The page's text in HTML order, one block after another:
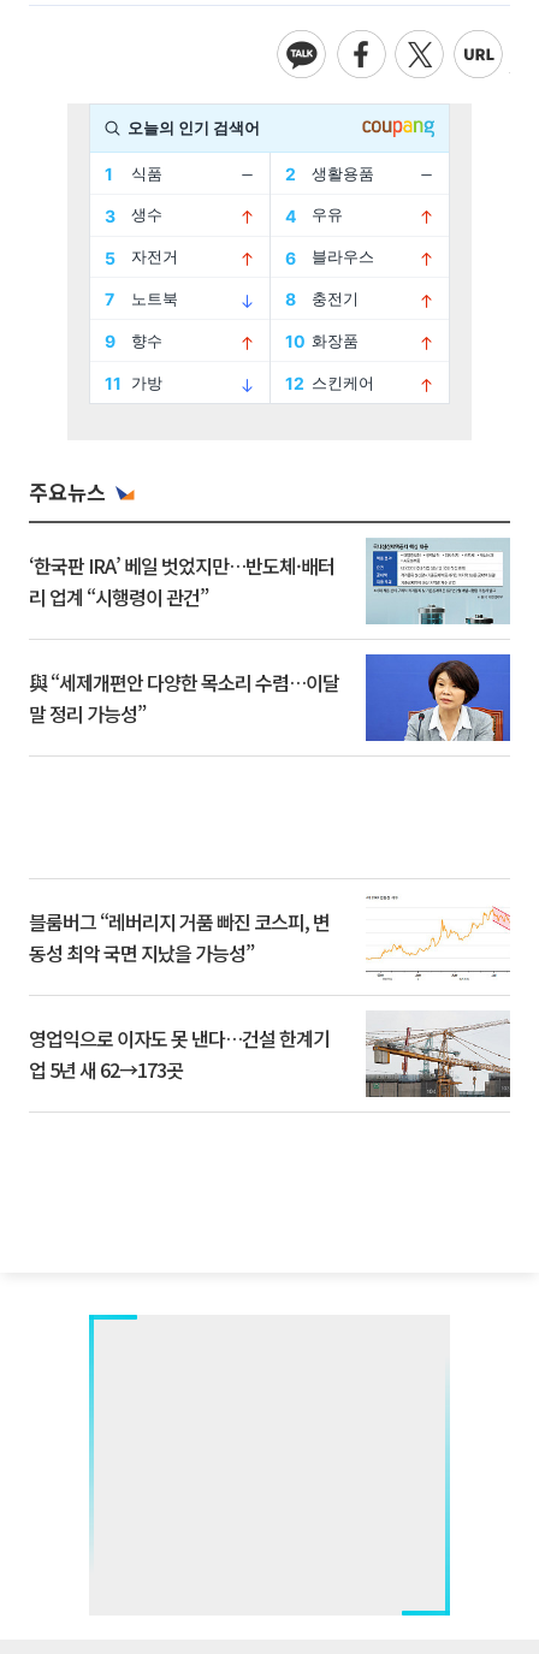
주요뉴스
‘한국판 IRA’ 베일 벗었지만…반도체·배터
리 업계 “시행령이 관건”
與 “세제개편안 다양한 목소리 수렴…이달
말 정리 가능성”
블룸버그 “레버리지 거품 빠진 코스피, 변
동성 최악 국면 지났을 가능성”
영업익으로 이자도 못 낸다…건설 한계기
업 5년 새 62→173곳